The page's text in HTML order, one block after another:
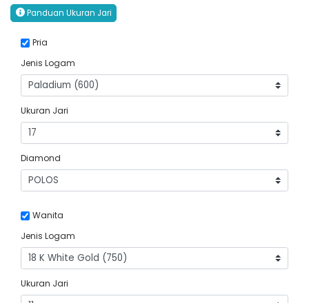
Panduan Ukuran Jari
Pria
Jenis Logam
Ukuran Jari
Diamond
Wanita
Jenis Logam
Ukuran Jari